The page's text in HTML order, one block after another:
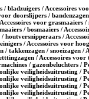
/ bladzuigers / Accessoires
doorslijpers /
voor grasmaaiers /
/ bosmaaiers /
houtversnipperaars /
/ Accessoires voor
/ takkenzagen / snoeizagen /
/ Accessoires
/ gazonbeluchters /
veiligheidsuitrusting /
veiligheidsuitrusting /
veiligheidsuitrusting /
veiligheidsuitrusting /